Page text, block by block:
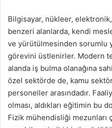
Bilgisayar, nükleer, elektronik,
benzeri alanlarda, kendi
ve yürütülmesinden
görevini üstlenirler. Modern
alanda iş bulma olanağına
özel sektörde de, kamu
personeller arasındadır.
olması, aldıkları eğitimin bu
Fizik mühendisliği mezunları